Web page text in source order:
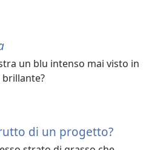
un blu intenso mai visto in
di un progetto?